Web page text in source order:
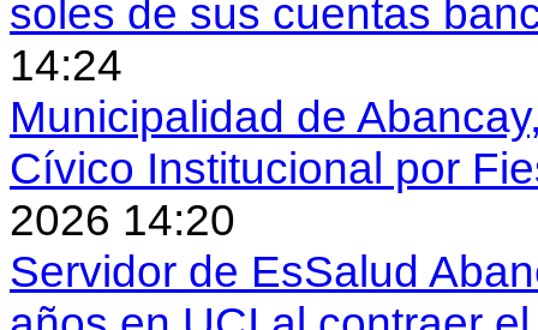
soles de sus cuentas
14:24
Municipalidad de
Cívico Institucional por
2026 14:20
Servidor de EsSalud